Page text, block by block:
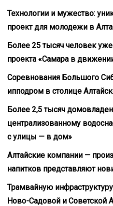
Технологии и мужество:
проект для молодежи в
Более 25 тысяч человек
проекта «Самара в
Соревнования Большого
ипподром в столице
Более 2,5 тысяч
централизованному
с улицы — в дом»
Алтайские компании —
напитков представляют
Трамвайную
Ново-Садовой и Советской